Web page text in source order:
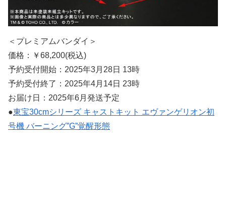
＜プレミアムバンダイ＞
価格：￥68,200(税込)
予約受付開始：2025年3月28日 13時
予約受付終了：2025年4月14日 23時
お届け日：2025年6月発送予定
●東宝30cmシリーズ キャストキット エヴァンゲリオン初
号機 バーニング”G”覚醒形態